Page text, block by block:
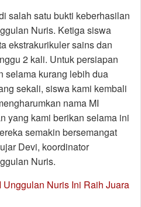
salah satu bukti keberhasilan
Nuris. Ketiga siswa
ekstrakurikuler sains dan
2 kali. Untuk persiapan
selama kurang lebih dua
sekali, siswa kami kembali
nama MI
yang kami berikan selama ini
semakin bersemangat
Devi, koordinator
Nuris.
Unggulan Nuris Ini Raih Juara